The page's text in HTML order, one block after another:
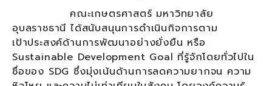
คณะเกษตรศาสตร์ มหาวิทยาลัย
อุบลราชธานี ได้สนับสนุนการดำเนินกิจการตาม
เป้าประสงค์ด้านการพัฒนาอย่างยั่งยืน หรือ
Sustainable Development Goal ที่รู้จักโดยทั่วไปใน
ชื่อของ SDG ซึ่งมุ่งเน้นด้านการลดความยากจน ความ